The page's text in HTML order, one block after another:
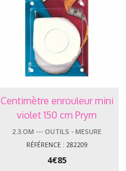
Centimètre enrouleur mini
violet 150 cm Prym
2.3.OM --- OUTILS - MESURE
RÉFÉRENCE : 282209
4€85